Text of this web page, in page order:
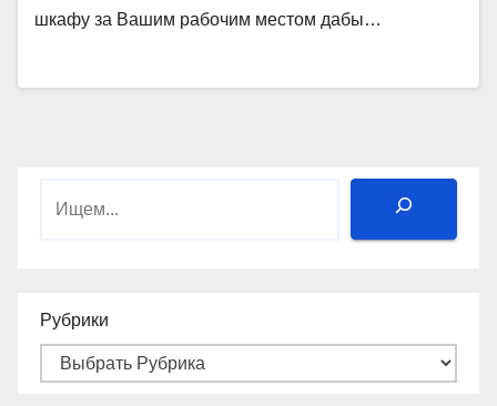
шкафу за Вашим рабочим местом дабы…
Поиск
Рубрики